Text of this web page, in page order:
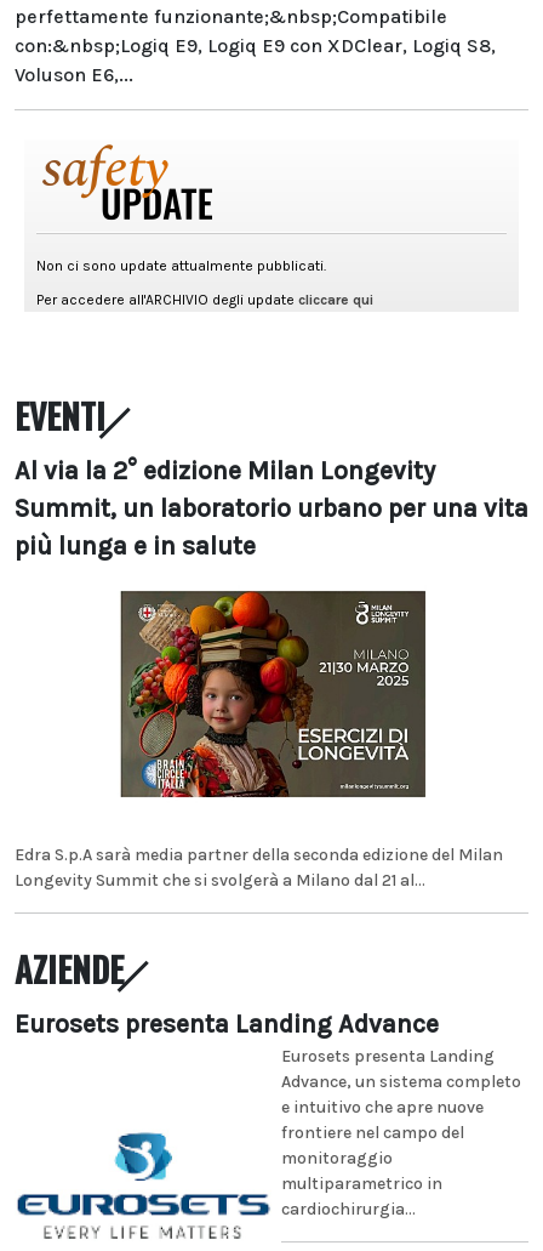
perfettamente funzionante;&nbsp;Compatibile
con:&nbsp;Logiq E9, Logiq E9 con XDClear, Logiq S8,
Voluson E6,...
EVENTI
Al via la 2° edizione Milan Longevity
Summit, un laboratorio urbano per una vita
più lunga e in salute
Edra S.p.A sarà media partner della seconda edizione del Milan
Longevity Summit che si svolgerà a Milano dal 21 al...
AZIENDE
Eurosets presenta Landing Advance
Eurosets presenta Landing
Advance, un sistema completo
e intuitivo che apre nuove
frontiere nel campo del
monitoraggio
multiparametrico in
cardiochirurgia...